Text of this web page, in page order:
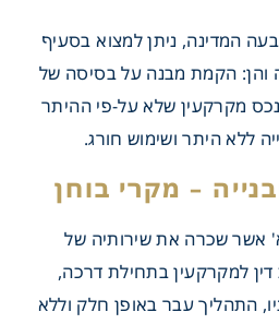
המדינה, ניתן למצוא בסעיף
והן: הקמת מבנה על בסיסה של
מקרקעין שלא על-פי ההיתר
ללא היתר ושימוש חורג.
אשר שכרה את שירותיה של
למקרקעין בתחילת דרכה,
התהליך עבר באופן חלק וללא